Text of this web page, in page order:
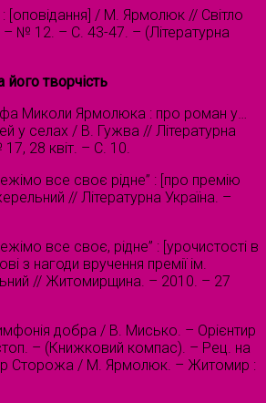
[оповідання] / М. Ярмолюк // Світло
– № 12. – С. 43-47. – (Літературна
творчість
Миколи Ярмолюка : про роман у…
у селах / В. Гужва // Літературна
28 квіт. – С. 10.
все своє рідне” : [про премію
// Літературна Україна. –
все своє, рідне” : [урочистості в
з нагоди вручення премії ім.
// Житомирщина. – 2010. – 27
добра / В. Мисько. – Орієнтир
– (Книжковий компас). – Рец. на
Сторожа / М. Ярмолюк. – Житомир :